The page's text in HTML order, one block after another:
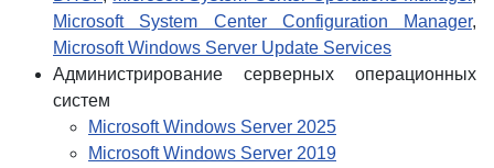
Microsoft System Center Configuration Manager,
Microsoft Windows Server Update Services
Администрирование серверных операционных
систем
Microsoft Windows Server 2025
Microsoft Windows Server 2019